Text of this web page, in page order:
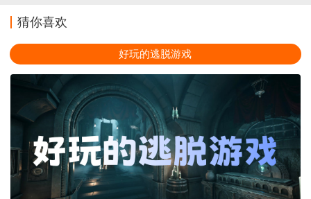
猜你喜欢
好玩的逃脱游戏